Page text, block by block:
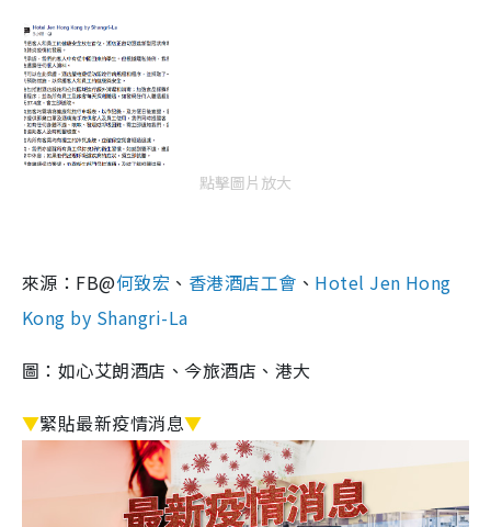
點擊圖片放大
來源：FB@何致宏 、 香港酒店工會 、 Hotel Jen Hong
Kong by Shangri-La
圖：如心艾朗酒店、今旅酒店、港大
▼緊貼最新疫情消息▼